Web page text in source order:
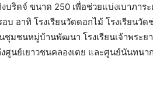
ริดจ์ ขนาด 250 เพื่อช่วยแบ่งเบาภา
อาทิ โรงเรียนวัดดอกไม้ โรงเรียนวัด
ชุมชนหมู่บ้านพัฒนา โรงเรียนเจ้าพระ
ศูนย์เยาวชนคลองเตย และศูนย์นันทน